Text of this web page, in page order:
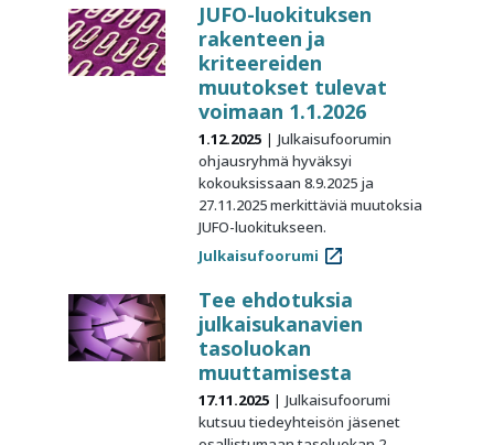
JUFO-luokituksen
rakenteen ja
kriteereiden
muutokset tulevat
voimaan 1.1.2026
1.12.2025
Julkaisufoorumin
ohjausryhmä hyväksyi
kokouksissaan 8.9.2025 ja
27.11.2025 merkittäviä muutoksia
JUFO-luokitukseen.
Julkaisufoorumi
Tee ehdotuksia
julkaisukanavien
tasoluokan
muuttamisesta
17.11.2025
Julkaisufoorumi
kutsuu tiedeyhteisön jäsenet